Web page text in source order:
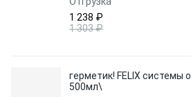
1 238 ₽
1 303 ₽
герметик! FELIX системы
500мл\